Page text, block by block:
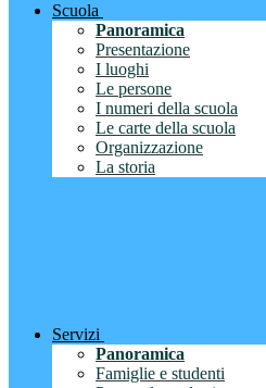
Scuola
Panoramica
Presentazione
I luoghi
Le persone
I numeri della scuola
Le carte della scuola
Organizzazione
La storia
Servizi
Panoramica
Famiglie e studenti